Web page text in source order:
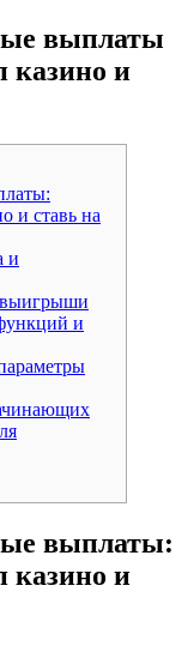
выплаты
казино и
и ставь на
и
выигрыши
и
выплаты:
казино и